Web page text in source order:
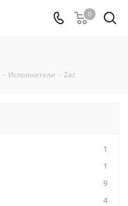
0
- Исполнители - Zaz
1
1
9
4